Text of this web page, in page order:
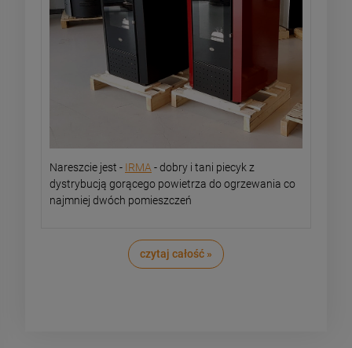
Nareszcie jest - IRMA- dobry i tani piecyk z
dystrybucją gorącego powietrza do ogrzewania co
najmniej dwóch pomieszczeń
czytaj całość »